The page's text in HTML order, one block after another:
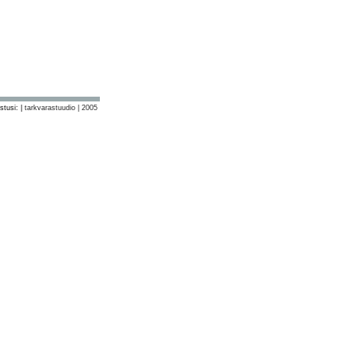
| tarkvarastuudio | 2005